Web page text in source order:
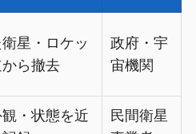
星・ロケッ
から撤去
政府・宇
宙機関
・状態を近
民間衛星